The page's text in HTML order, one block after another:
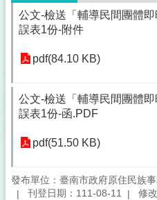
公文-檢送「輔導民間團體
誤表1份-附件
pdf(84.10 KB)
公文-檢送「輔導民間團體
誤表1份-函.PDF
pdf(51.50 KB)
發布單位：臺南市政府原住民族
刊登日期：111-08-11
修